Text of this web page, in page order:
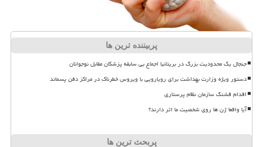
پربیننده ترین ها
جنجال یک محدودیت بزرگ در بریتانیا اجماع بی سابقه پزشکان مقابل نوجوانان
دستور ویژه وزارت بهداشت برای رویارویی با ویروس خطرناک در مراکز دفن پسماند
اقدام قشنگ سازمان نظام پرستاری
آیا واقعا ژن ها روی شخصیت ما اثر دارند؟
پربحث ترین ها